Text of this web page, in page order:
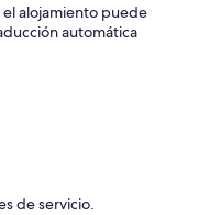
alojamiento puede
automática
de servicio.